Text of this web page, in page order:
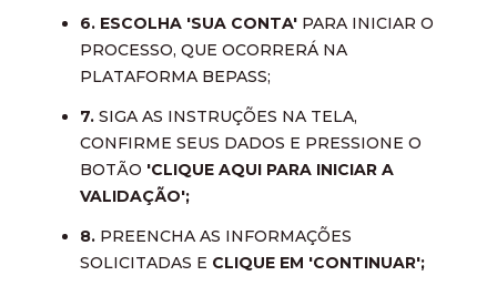
6. ESCOLHA 'SUA CONTA' PARA INICIAR O
PROCESSO, QUE OCORRERÁ NA
PLATAFORMA BEPASS;
7. SIGA AS INSTRUÇÕES NA TELA,
CONFIRME SEUS DADOS E PRESSIONE O
BOTÃO 'CLIQUE AQUI PARA INICIAR A
VALIDAÇÃO';
8. PREENCHA AS INFORMAÇÕES
SOLICITADAS E CLIQUE EM 'CONTINUAR';